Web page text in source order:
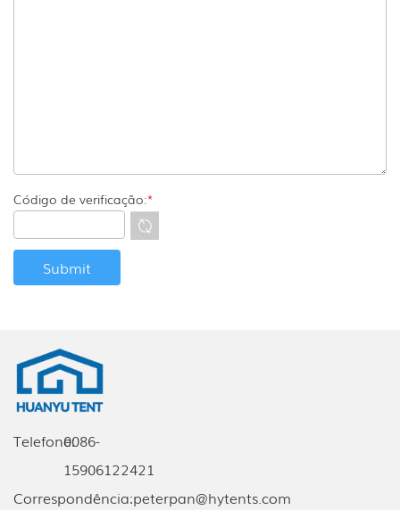
Código de verificação:*
Telefone:0086-
15906122421
Correspondência:peterpan@hytents.com